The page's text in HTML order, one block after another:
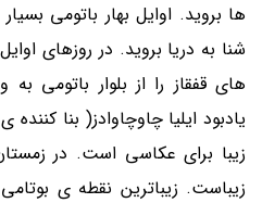
ها بروید. اوایل بهار باتومی
شنا به دریا بروید. در روزهای
های قفقاز را از بلوار باتومی
یادبود ایلیا چاوچاوادز( بنا
زیبا برای عکاسی است. در
زیباست. زیباترین نقطه ی